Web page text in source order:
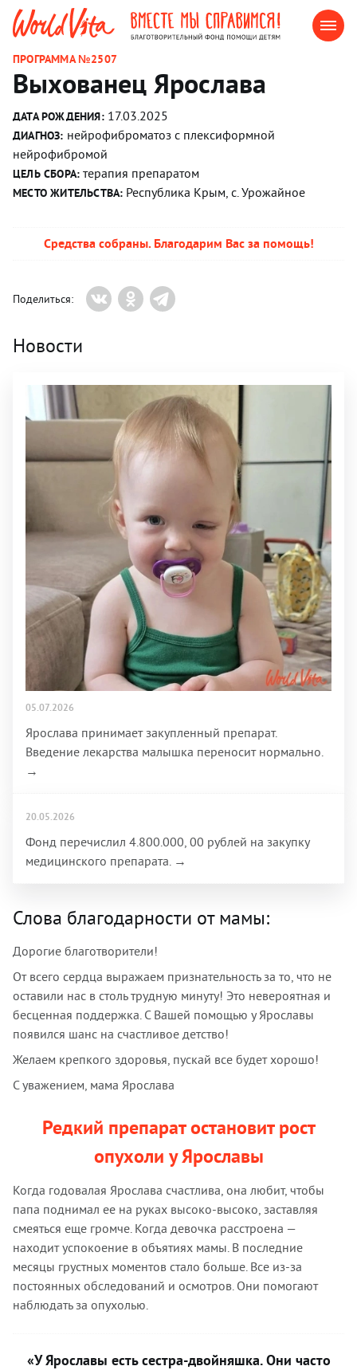
ПРОГРАММА №2507
Выхованец Ярослава
ДАТА РОЖДЕНИЯ:17.03.2025
ДИАГНОЗ: нейрофиброматоз с плексиформной
нейрофибромой
ЦЕЛЬ СБОРА: терапия препаратом
МЕСТО ЖИТЕЛЬСТВА: Республика Крым, с. Урожайное
Средства собраны. Благодарим Вас за помощь!
Поделиться:
Новости
05.07.2026
Ярослава принимает закупленный препарат.
Введение лекарства малышка переносит нормально.
→
20.05.2026
Фонд перечислил 4.800.000, 00 рублей на закупку
медицинского препарата. →
Слова благодарности от мамы:
Дорогие благотворители!
От всего сердца выражаем признательность за то, что не
оставили нас в столь трудную минуту! Это невероятная и
бесценная поддержка. С Вашей помощью у Ярославы
появился шанс на счастливое детство!
Желаем крепкого здоровья, пускай все будет хорошо!
С уважением, мама Ярослава
Редкий препарат остановит рост
опухоли у Ярославы
Когда годовалая Ярослава счастлива, она любит, чтобы
папа поднимал ее на руках высоко-высоко, заставляя
смеяться еще громче. Когда девочка расстроена —
находит успокоение в объятиях мамы. В последние
месяцы грустных моментов стало больше. Все из-за
постоянных обследований и осмотров. Они помогают
наблюдать за опухолью.
«У Ярославы есть сестра-двойняшка. Они часто